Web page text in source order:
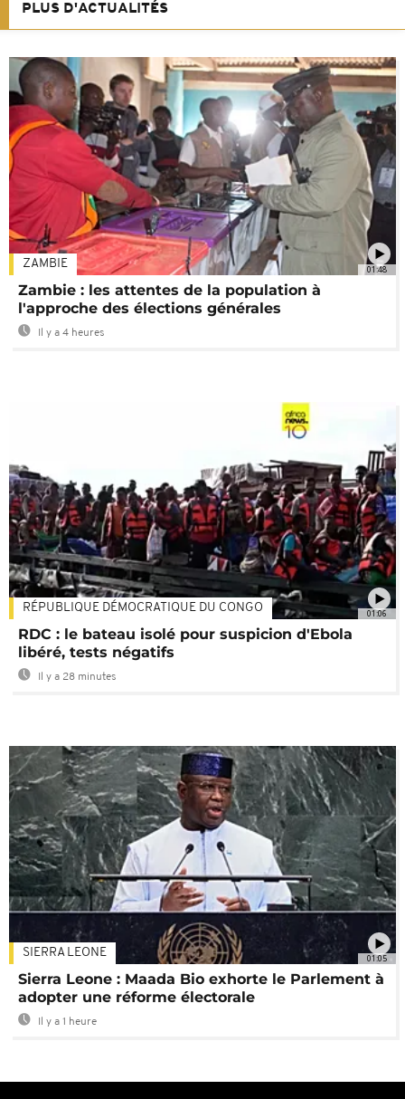
PLUS D'ACTUALITÉS
01:48
ZAMBIE
Zambie : les attentes de la population à
l'approche des élections générales
Il y a 4 heures
01:06
RÉPUBLIQUE DÉMOCRATIQUE DU CONGO
RDC : le bateau isolé pour suspicion d'Ebola
libéré, tests négatifs
Il y a 28 minutes
01:05
SIERRA LEONE
Sierra Leone : Maada Bio exhorte le Parlement à
adopter une réforme électorale
Il y a 1 heure